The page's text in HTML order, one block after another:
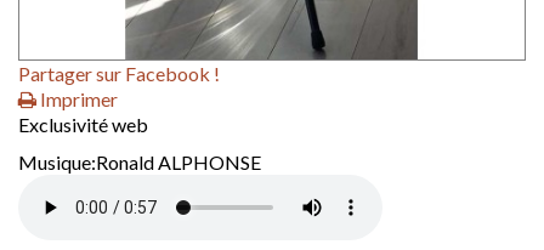
Partager sur Facebook !
Imprimer
Exclusivité web
Musique:Ronald ALPHONSE